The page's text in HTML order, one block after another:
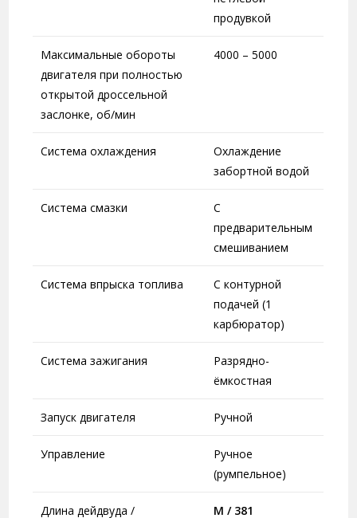
продувкой
Максимальные обороты
двигателя при полностью
открытой дроссельной
заслонке, об/мин
4000 – 5000
Система охлаждения
Охлаждение
забортной водой
Система смазки
С
предварительным
смешиванием
Система впрыска топлива
С контурной
подачей (1
карбюратор)
Система зажигания
Разрядно-
ёмкостная
Запуск двигателя Ручной
Управление
Ручное
(румпельное)
Длина дейдвуда / M / 381